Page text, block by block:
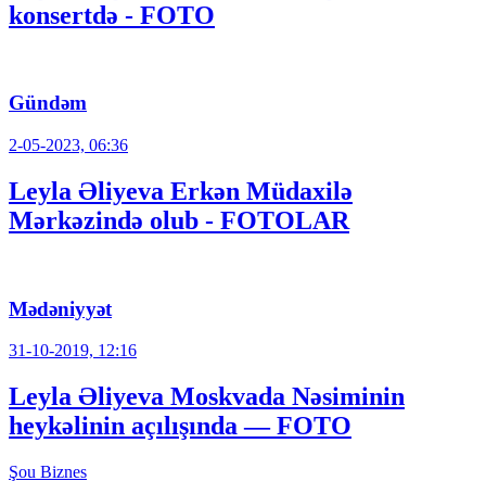
konsertdə - FOTO
Gündəm
2-05-2023, 06:36
Leyla Əliyeva Erkən Müdaxilə
Mərkəzində olub - FOTOLAR
Mədəniyyət
31-10-2019, 12:16
Leyla Əliyeva Moskvada Nəsiminin
heykəlinin açılışında — FOTO
Şou Biznes